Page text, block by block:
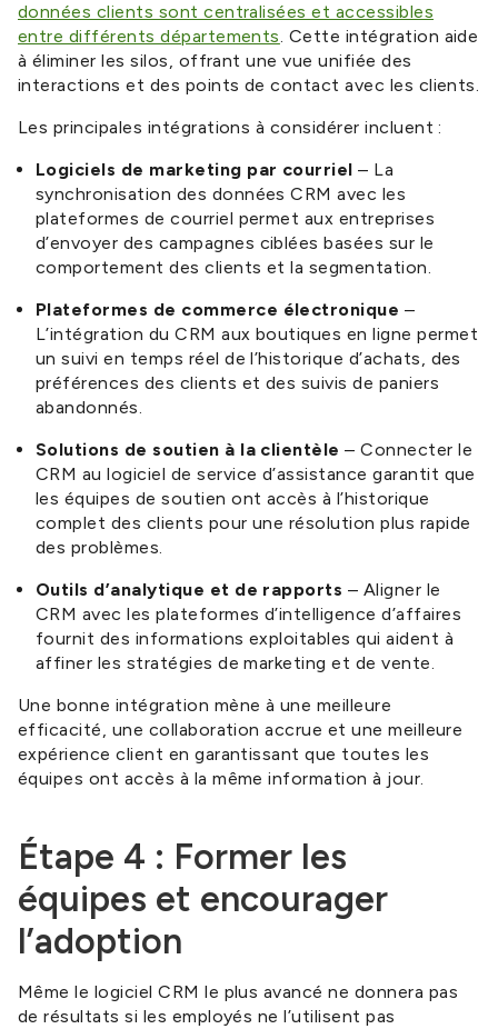
données clients sont centralisées et accessibles
entre différents départements. Cette intégration aide
à éliminer les silos, offrant une vue unifiée des
interactions et des points de contact avec les clients.
Les principales intégrations à considérer incluent :
Logiciels de marketing par courriel – La
synchronisation des données CRM avec les
plateformes de courriel permet aux entreprises
d’envoyer des campagnes ciblées basées sur le
comportement des clients et la segmentation.
Plateformes de commerce électronique –
L’intégration du CRM aux boutiques en ligne permet
un suivi en temps réel de l’historique d’achats, des
préférences des clients et des suivis de paniers
abandonnés.
Solutions de soutien à la clientèle – Connecter le
CRM au logiciel de service d’assistance garantit que
les équipes de soutien ont accès à l’historique
complet des clients pour une résolution plus rapide
des problèmes.
Outils d’analytique et de rapports – Aligner le
CRM avec les plateformes d’intelligence d’affaires
fournit des informations exploitables qui aident à
affiner les stratégies de marketing et de vente.
Une bonne intégration mène à une meilleure
efficacité, une collaboration accrue et une meilleure
expérience client en garantissant que toutes les
équipes ont accès à la même information à jour.
Étape 4 : Former les
équipes et encourager
l’adoption
Même le logiciel CRM le plus avancé ne donnera pas
de résultats si les employés ne l’utilisent pas